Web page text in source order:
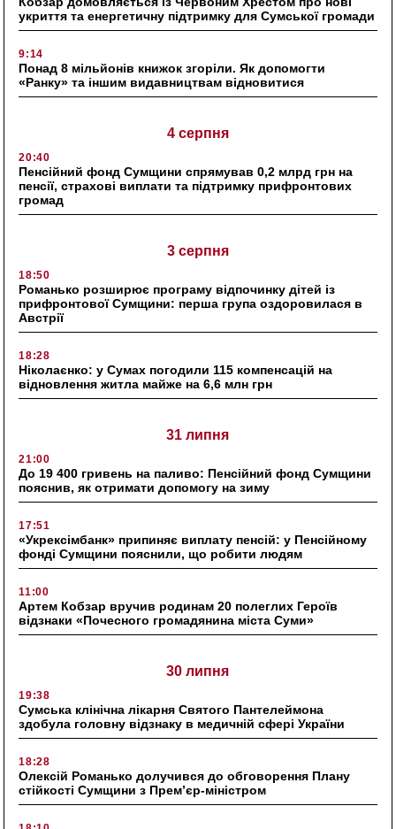
укриття та енергетичну підтримку для Сумської громади
9:14
Понад 8 мільйонів книжок згоріли. Як допомогти
«Ранку» та іншим видавництвам відновитися
4 серпня
20:40
Пенсійний фонд Сумщини спрямував 0,2 млрд грн на
пенсії, страхові виплати та підтримку прифронтових
громад
3 серпня
18:50
Романько розширює програму відпочинку дітей із
прифронтової Сумщини: перша група оздоровилася в
Австрії
18:28
Ніколаєнко: у Сумах погодили 115 компенсацій на
відновлення житла майже на 6,6 млн грн
31 липня
21:00
До 19 400 гривень на паливо: Пенсійний фонд Сумщини
пояснив, як отримати допомогу на зиму
17:51
«Укрексімбанк» припиняє виплату пенсій: у Пенсійному
фонді Сумщини пояснили, що робити людям
11:00
Артем Кобзар вручив родинам 20 полеглих Героїв
відзнаки «Почесного громадянина міста Суми»
30 липня
19:38
Сумська клінічна лікарня Святого Пантелеймона
здобула головну відзнаку в медичній сфері України
18:28
Олексій Романько долучився до обговорення Плану
стійкості Сумщини з Прем’єр-міністром